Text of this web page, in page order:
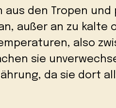
aus den Tropen
außer an zu kalte
also
sie
da sie dort